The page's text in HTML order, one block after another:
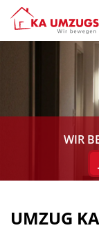
WIR
UMZUG